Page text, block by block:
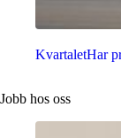
KvartaletHar
Jobb hos oss